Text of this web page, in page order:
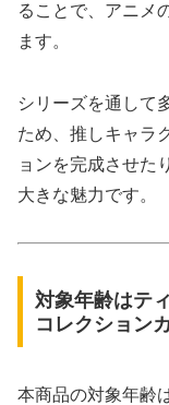
ることで、アニメ
ます。
シリーズを通して
ため、推しキャラ
ョンを完成させた
大きな魅力です。
対象年齢はテ
コレクション
本商品の対象年齢